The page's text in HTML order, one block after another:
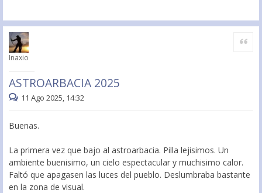
Inaxio
ASTROARBACIA 2025
Citar
11 Ago 2025, 14:32
Buenas.
La primera vez que bajo al astroarbacia. Pilla lejisimos. Un
ambiente buenisimo, un cielo espectacular y muchisimo calor.
Faltó que apagasen las luces del pueblo. Deslumbraba bastante
en la zona de visual.